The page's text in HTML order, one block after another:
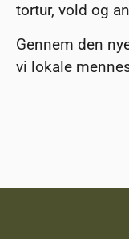
tortur, vold og
Gennem den
vi lokale